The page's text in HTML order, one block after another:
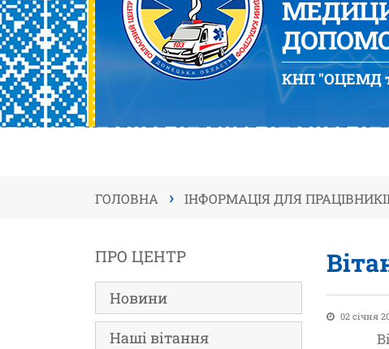
КНП "ОЦЕМД
ГОЛОВНА › ІНФОРМАЦІЯ ДЛЯ
ПРО ЦЕНТР
Новини
Наші вітання
02 січня